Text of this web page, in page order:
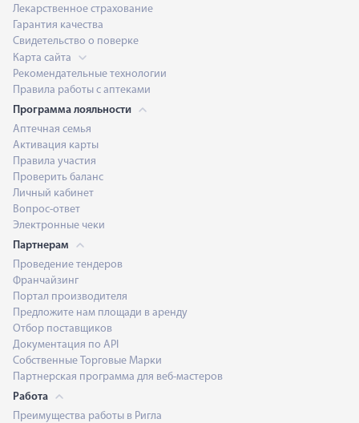
Лекарственное страхование
Гарантия качества
Свидетельство о поверке
Карта сайта
Рекомендательные технологии
Правила работы с аптеками
Программа лояльности
Аптечная семья
Активация карты
Правила участия
Проверить баланс
Личный кабинет
Вопрос-ответ
Электронные чеки
Партнерам
Проведение тендеров
Франчайзинг
Портал производителя
Предложите нам площади в аренду
Отбор поставщиков
Документация по API
Собственные Торговые Марки
Партнерская программа для веб-мастеров
Работа
Преимущества работы в Ригла